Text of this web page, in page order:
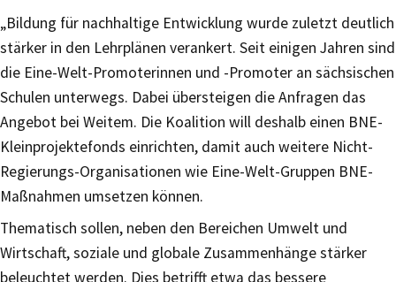
„Bildung für nachhaltige Entwicklung wurde zuletzt deutlich
stärker in den Lehrplänen verankert. Seit einigen Jahren sind
die Eine-Welt-Promoterinnen und -Promoter an sächsischen
Schulen unterwegs. Dabei übersteigen die Anfragen das
Angebot bei Weitem. Die Koalition will deshalb einen BNE-
Kleinprojektefonds einrichten, damit auch weitere Nicht-
Regierungs-Organisationen wie Eine-Welt-Gruppen BNE-
Maßnahmen umsetzen können.
Thematisch sollen, neben den Bereichen Umwelt und
Wirtschaft, soziale und globale Zusammenhänge stärker
beleuchtet werden. Dies betrifft etwa das bessere